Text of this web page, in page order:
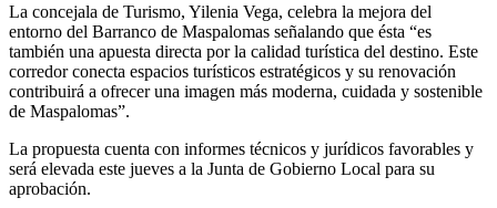
La concejala de Turismo, Yilenia Vega, celebra la mejora del
entorno del Barranco de Maspalomas señalando que ésta “es
también una apuesta directa por la calidad turística del destino. Este
corredor conecta espacios turísticos estratégicos y su renovación
contribuirá a ofrecer una imagen más moderna, cuidada y sostenible
de Maspalomas”.
La propuesta cuenta con informes técnicos y jurídicos favorables y
será elevada este jueves a la Junta de Gobierno Local para su
aprobación.